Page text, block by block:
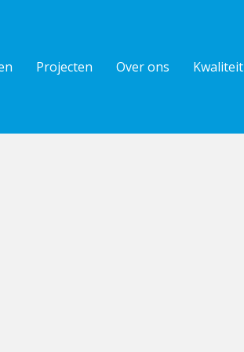
Projecten Over ons Kwaliteit